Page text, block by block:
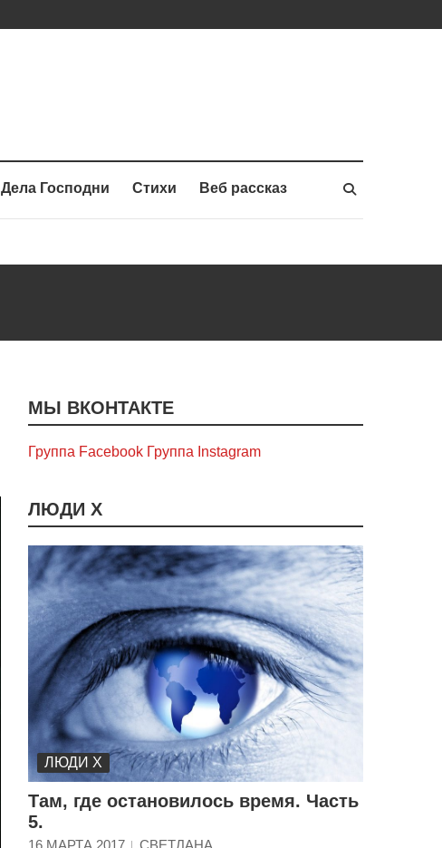
Дела Господни Стихи Веб рассказ
МЫ ВКОНТАКТЕ
Группа Facebook Группа Instagram
ЛЮДИ Х
ЛЮДИ Х
Там, где остановилось время. Часть
5.